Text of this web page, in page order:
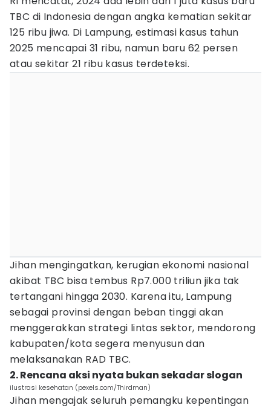
TBC di Indonesia dengan angka kematian sekitar
125 ribu jiwa. Di Lampung, estimasi kasus tahun
2025 mencapai 31 ribu, namun baru 62 persen
atau sekitar 21 ribu kasus terdeteksi.
Jihan mengingatkan, kerugian ekonomi nasional
akibat TBC bisa tembus Rp7.000 triliun jika tak
tertangani hingga 2030. Karena itu, Lampung
sebagai provinsi dengan beban tinggi akan
menggerakkan strategi lintas sektor, mendorong
kabupaten/kota segera menyusun dan
melaksanakan RAD TBC.
2. Rencana aksi nyata bukan sekadar slogan
ilustrasi kesehatan (pexels.com/Thirdman)
Jihan mengajak seluruh pemangku kepentingan